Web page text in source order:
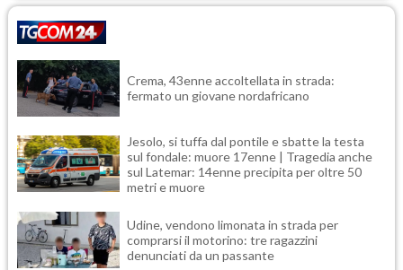
Crema, 43enne accoltellata in strada:
fermato un giovane nordafricano
Jesolo, si tuffa dal pontile e sbatte la testa
sul fondale: muore 17enne | Tragedia anche
sul Latemar: 14enne precipita per oltre 50
metri e muore
Udine, vendono limonata in strada per
comprarsi il motorino: tre ragazzini
denunciati da un passante